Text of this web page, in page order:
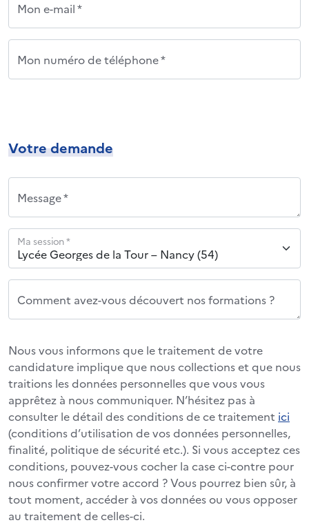
Mon e-mail *
Mon numéro de téléphone *
Votre demande
Message *
Ma session *
Comment avez-vous découvert nos formations ?
Nous vous informons que le traitement de votre
candidature implique que nous collections et que nous
traitions les données personnelles que vous vous
apprêtez à nous communiquer. N’hésitez pas à
consulter le détail des conditions de ce traitement ici
(conditions d’utilisation de vos données personnelles,
finalité, politique de sécurité etc.). Si vous acceptez ces
conditions, pouvez-vous cocher la case ci-contre pour
nous confirmer votre accord ? Vous pourrez bien sûr, à
tout moment, accéder à vos données ou vous opposer
au traitement de celles-ci.